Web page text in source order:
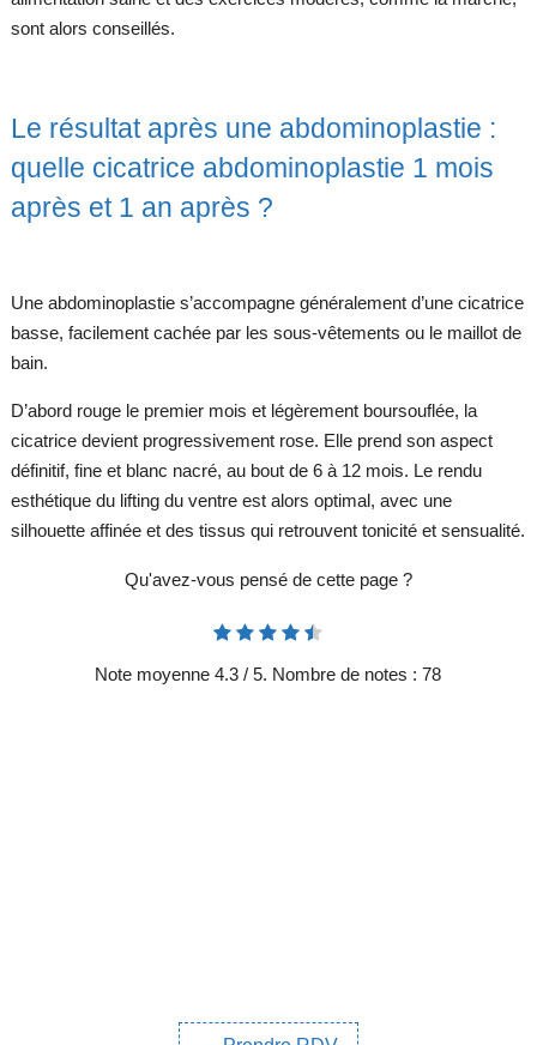
sont alors conseillés.
Le résultat après une abdominoplastie :
quelle cicatrice abdominoplastie 1 mois
après et 1 an après ?
Une abdominoplastie s’accompagne généralement d’une cicatrice
basse, facilement cachée par les sous-vêtements ou le maillot de
bain.
D’abord rouge le premier mois et légèrement boursouflée, la
cicatrice devient progressivement rose. Elle prend son aspect
définitif, fine et blanc nacré, au bout de 6 à 12 mois. Le rendu
esthétique du lifting du ventre est alors optimal, avec une
silhouette affinée et des tissus qui retrouvent tonicité et sensualité.
Qu'avez-vous pensé de cette page ?
Note moyenne4.3 / 5. Nombre de notes :78